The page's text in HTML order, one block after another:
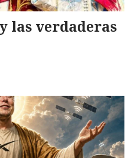
las verdaderas